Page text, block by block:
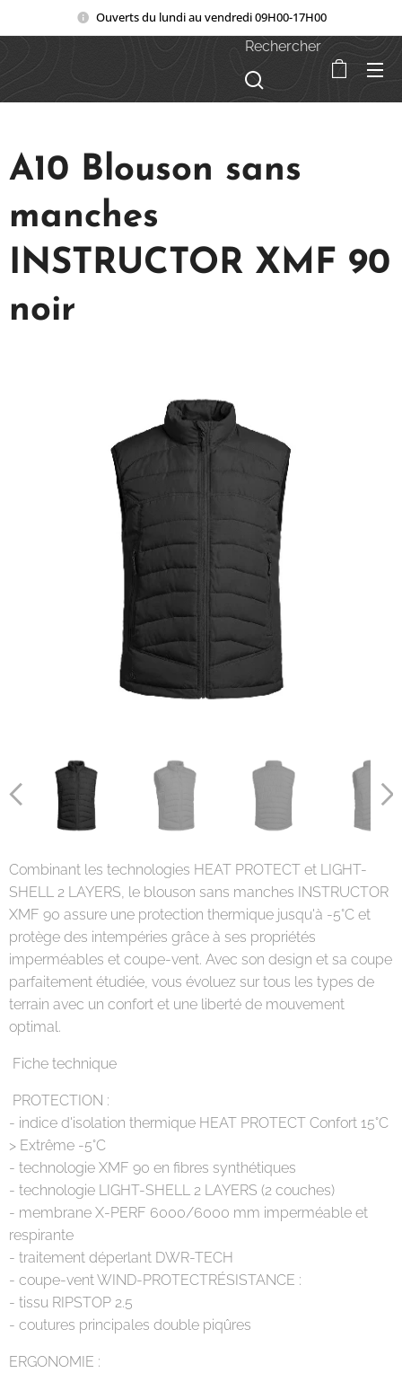
Ouverts du lundi au vendredi 09H00-17H00
Rechercher
A10 Blouson sans
manches
INSTRUCTOR XMF 90
noir
Combinant les technologies HEAT PROTECT et LIGHT-
SHELL 2 LAYERS, le blouson sans manches INSTRUCTOR
XMF 90 assure une protection thermique jusqu'à -5°C et
protège des intempéries grâce à ses propriétés
imperméables et coupe-vent. Avec son design et sa coupe
parfaitement étudiée, vous évoluez sur tous les types de
terrain avec un confort et une liberté de mouvement
optimal.
Fiche technique
PROTECTION :
- indice d'isolation thermique HEAT PROTECT Confort 15°C
> Extrême -5°C
- technologie XMF 90 en fibres synthétiques
- technologie LIGHT-SHELL 2 LAYERS (2 couches)
- membrane X-PERF 6000/6000 mm imperméable et
respirante
- traitement déperlant DWR-TECH
- coupe-vent WIND-PROTECTRÉSISTANCE :
- tissu RIPSTOP 2.5
- coutures principales double piqûres
ERGONOMIE :